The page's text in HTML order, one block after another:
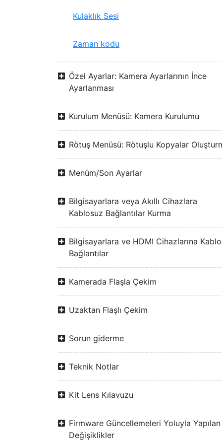
Kulaklık Sesi
Zaman kodu
Özel Ayarlar: Kamera Ayarlarının İnce
Ayarlanması
Kurulum Menüsü: Kamera Kurulumu
Rötuş Menüsü: Rötuşlu Kopyalar
Menüm/Son Ayarlar
Bilgisayarlara veya Akıllı Cihazlara
Kablosuz Bağlantılar Kurma
Bilgisayarlara ve HDMI Cihazlarına
Bağlantılar
Kamerada Flaşla Çekim
Uzaktan Flaşlı Çekim
Sorun giderme
Teknik Notlar
Kit Lens Kılavuzu
Firmware Güncellemeleri Yoluyla Yapılan
Değişiklikler